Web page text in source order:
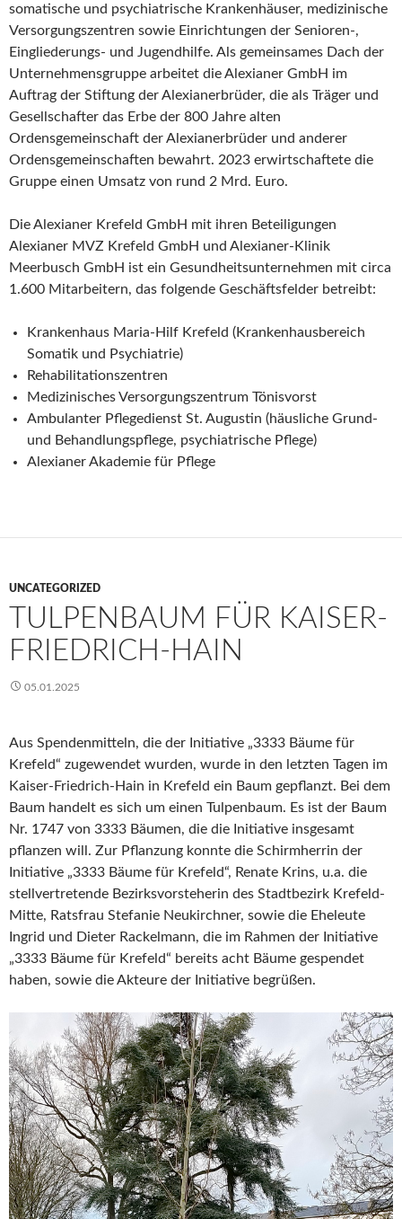
somatische und psychiatrische Krankenhäuser, medizinische
Versorgungszentren sowie Einrichtungen der Senioren-,
Eingliederungs- und Jugendhilfe. Als gemeinsames Dach der
Unternehmensgruppe arbeitet die Alexianer GmbH im
Auftrag der Stiftung der Alexianerbrüder, die als Träger und
Gesellschafter das Erbe der 800 Jahre alten
Ordensgemeinschaft der Alexianerbrüder und anderer
Ordensgemeinschaften bewahrt. 2023 erwirtschaftete die
Gruppe einen Umsatz von rund 2 Mrd. Euro.
Die Alexianer Krefeld GmbH mit ihren Beteiligungen
Alexianer MVZ Krefeld GmbH und Alexianer-Klinik
Meerbusch GmbH ist ein Gesundheitsunternehmen mit circa
1.600 Mitarbeitern, das folgende Geschäftsfelder betreibt:
Krankenhaus Maria-Hilf Krefeld (Krankenhausbereich
Somatik und Psychiatrie)
Rehabilitationszentren
Medizinisches Versorgungszentrum Tönisvorst
Ambulanter Pflegedienst St. Augustin (häusliche Grund-
und Behandlungspflege, psychiatrische Pflege)
Alexianer Akademie für Pflege
UNCATEGORIZED
TULPENBAUM FÜR KAISER-
FRIEDRICH-HAIN
05.01.2025
Aus Spendenmitteln, die der Initiative „3333 Bäume für
Krefeld“ zugewendet wurden, wurde in den letzten Tagen im
Kaiser-Friedrich-Hain in Krefeld ein Baum gepflanzt. Bei dem
Baum handelt es sich um einen Tulpenbaum. Es ist der Baum
Nr. 1747 von 3333 Bäumen, die die Initiative insgesamt
pflanzen will. Zur Pflanzung konnte die Schirmherrin der
Initiative „3333 Bäume für Krefeld“, Renate Krins, u.a. die
stellvertretende Bezirksvorsteherin des Stadtbezirk Krefeld-
Mitte, Ratsfrau Stefanie Neukirchner, sowie die Eheleute
Ingrid und Dieter Rackelmann, die im Rahmen der Initiative
„3333 Bäume für Krefeld“ bereits acht Bäume gespendet
haben, sowie die Akteure der Initiative begrüßen.